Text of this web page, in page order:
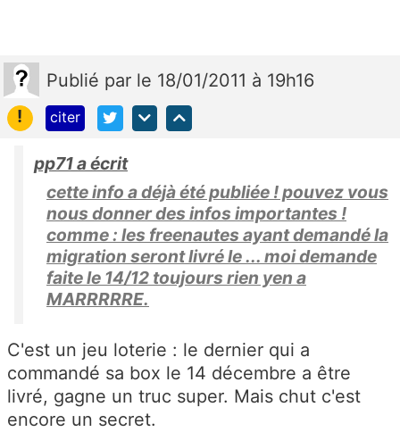
Publié par le 18/01/2011 à 19h16
!
citer
pp71 a écrit
cette info a déjà été publiée ! pouvez vous
nous donner des infos importantes !
comme : les freenautes ayant demandé la
migration seront livré le ... moi demande
faite le 14/12 toujours rien yen a
MARRRRRE.
C'est un jeu loterie : le dernier qui a
commandé sa box le 14 décembre a être
livré, gagne un truc super. Mais chut c'est
encore un secret.